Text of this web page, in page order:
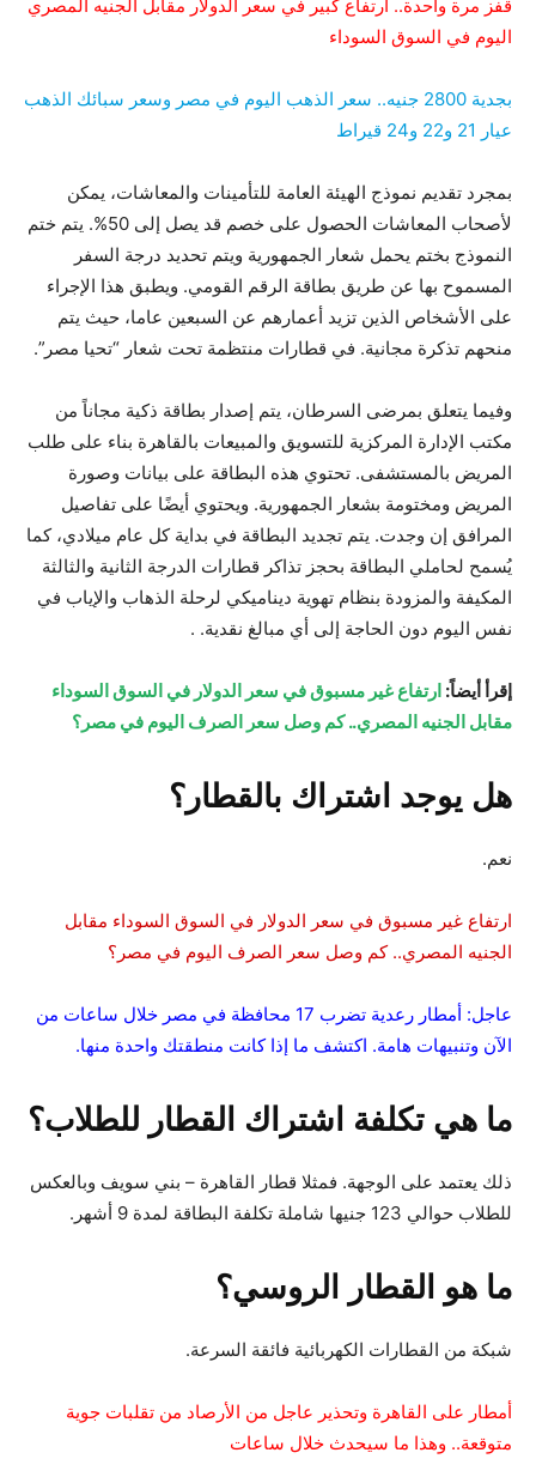
قفز مرة واحدة.. ارتفاع كبير في سعر الدولار مقابل الجنيه المصري
اليوم في السوق السوداء
بجدية 2800 جنيه.. سعر الذهب اليوم في مصر وسعر سبائك الذهب
عيار 21 و22 و24 قيراط
بمجرد تقديم نموذج الهيئة العامة للتأمينات والمعاشات، يمكن
لأصحاب المعاشات الحصول على خصم قد يصل إلى 50%. يتم ختم
النموذج بختم يحمل شعار الجمهورية ويتم تحديد درجة السفر
المسموح بها عن طريق بطاقة الرقم القومي. ويطبق هذا الإجراء
على الأشخاص الذين تزيد أعمارهم عن السبعين عاما، حيث يتم
منحهم تذكرة مجانية. في قطارات منتظمة تحت شعار “تحيا مصر”.
وفيما يتعلق بمرضى السرطان، يتم إصدار بطاقة ذكية مجاناً من
مكتب الإدارة المركزية للتسويق والمبيعات بالقاهرة بناء على طلب
المريض بالمستشفى. تحتوي هذه البطاقة على بيانات وصورة
المريض ومختومة بشعار الجمهورية. ويحتوي أيضًا على تفاصيل
المرافق إن وجدت. يتم تجديد البطاقة في بداية كل عام ميلادي، كما
يُسمح لحاملي البطاقة بحجز تذاكر قطارات الدرجة الثانية والثالثة
المكيفة والمزودة بنظام تهوية ديناميكي لرحلة الذهاب والإياب في
نفس اليوم دون الحاجة إلى أي مبالغ نقدية. .
إقرأ أيضاً: ارتفاع غير مسبوق في سعر الدولار في السوق السوداء
مقابل الجنيه المصري.. كم وصل سعر الصرف اليوم في مصر؟
هل يوجد اشتراك بالقطار؟
نعم.
ارتفاع غير مسبوق في سعر الدولار في السوق السوداء مقابل
الجنيه المصري.. كم وصل سعر الصرف اليوم في مصر؟
عاجل: أمطار رعدية تضرب 17 محافظة في مصر خلال ساعات من
الآن وتنبيهات هامة. اكتشف ما إذا كانت منطقتك واحدة منها.
ما هي تكلفة اشتراك القطار للطلاب؟
ذلك يعتمد على الوجهة. فمثلا قطار القاهرة – بني سويف وبالعكس
للطلاب حوالي 123 جنيها شاملة تكلفة البطاقة لمدة 9 أشهر.
ما هو القطار الروسي؟
شبكة من القطارات الكهربائية فائقة السرعة.
أمطار على القاهرة وتحذير عاجل من الأرصاد من تقلبات جوية
متوقعة.. وهذا ما سيحدث خلال ساعات